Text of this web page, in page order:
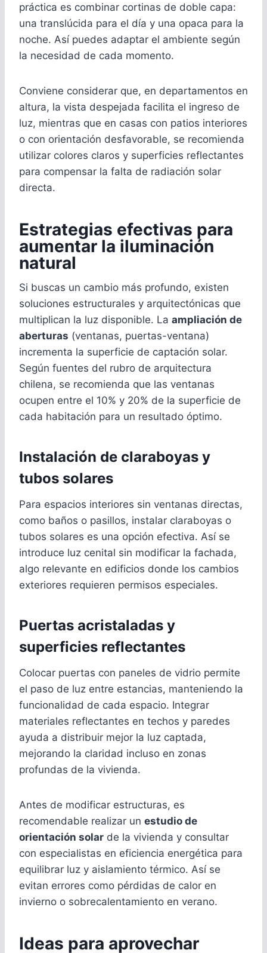
práctica es combinar cortinas de doble capa:
una translúcida para el día y una opaca para la
noche. Así puedes adaptar el ambiente según
la necesidad de cada momento.
Conviene considerar que, en departamentos en
altura, la vista despejada facilita el ingreso de
luz, mientras que en casas con patios interiores
o con orientación desfavorable, se recomienda
utilizar colores claros y superficies reflectantes
para compensar la falta de radiación solar
directa.
Estrategias efectivas para
aumentar la iluminación
natural
Si buscas un cambio más profundo, existen
soluciones estructurales y arquitectónicas que
multiplican la luz disponible. La ampliación de
aberturas (ventanas, puertas-ventana)
incrementa la superficie de captación solar.
Según fuentes del rubro de arquitectura
chilena, se recomienda que las ventanas
ocupen entre el 10% y 20% de la superficie de
cada habitación para un resultado óptimo.
Instalación de claraboyas y
tubos solares
Para espacios interiores sin ventanas directas,
como baños o pasillos, instalar claraboyas o
tubos solares es una opción efectiva. Así se
introduce luz cenital sin modificar la fachada,
algo relevante en edificios donde los cambios
exteriores requieren permisos especiales.
Puertas acristaladas y
superficies reflectantes
Colocar puertas con paneles de vidrio permite
el paso de luz entre estancias, manteniendo la
funcionalidad de cada espacio. Integrar
materiales reflectantes en techos y paredes
ayuda a distribuir mejor la luz captada,
mejorando la claridad incluso en zonas
profundas de la vivienda.
Antes de modificar estructuras, es
recomendable realizar un estudio de
orientación solar de la vivienda y consultar
con especialistas en eficiencia energética para
equilibrar luz y aislamiento térmico. Así se
evitan errores como pérdidas de calor en
invierno o sobrecalentamiento en verano.
Ideas para aprovechar